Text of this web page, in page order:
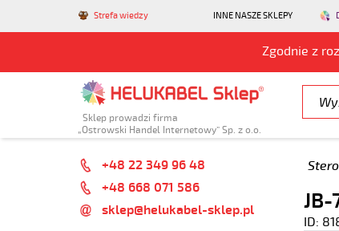
Strefa wiedzy INNE NASZE SKLEPY
Zgodnie z
Sklep prowadzi firma
„Ostrowski Handel Internetowy” Sp. z o.o.
+48 22 349 96 48
+48 668 071 586
sklep@helukabel-sklep.pl
ID: